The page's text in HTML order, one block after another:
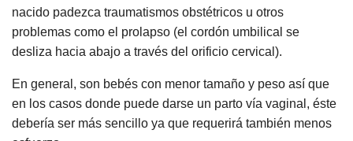
nacido padezca traumatismos obstétricos u otros
problemas como el prolapso (el cordón umbilical se
desliza hacia abajo a través del orificio cervical).
En general, son bebés con menor tamaño y peso así que
en los casos donde puede darse un parto vía vaginal, éste
debería ser más sencillo ya que requerirá también menos